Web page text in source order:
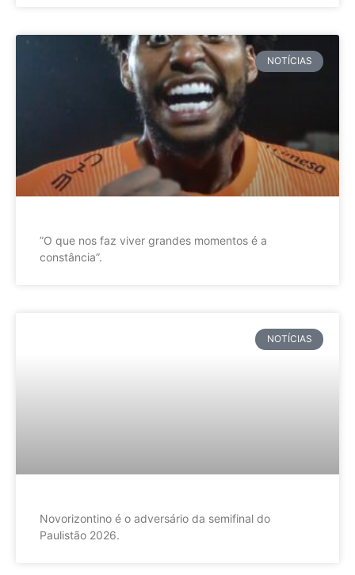
NOTÍCIAS
”O que nos faz viver grandes momentos é a
constância”.
NOTÍCIAS
Novorizontino é o adversário da semifinal do
Paulistão 2026.